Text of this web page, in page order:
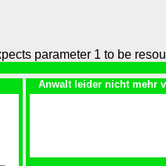
parameter 1 to be
Anwalt leider nicht mehr